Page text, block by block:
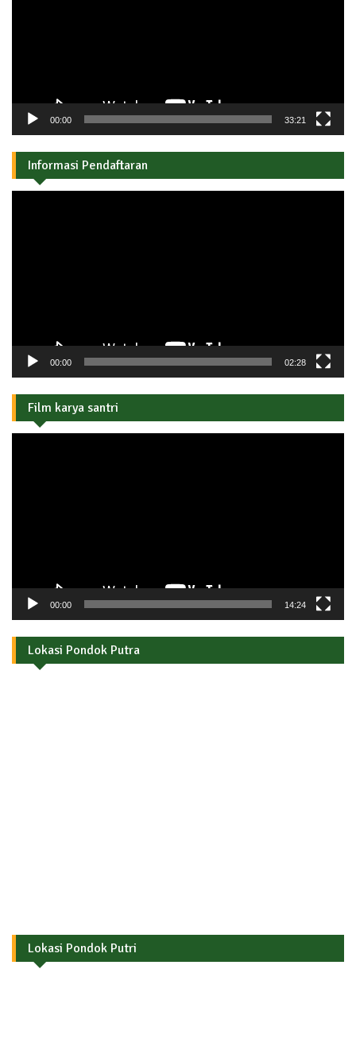
00:00 33:21
Informasi Pendaftaran
00:00 02:28
Film karya santri
00:00 14:24
Lokasi Pondok Putra
Lokasi Pondok Putri